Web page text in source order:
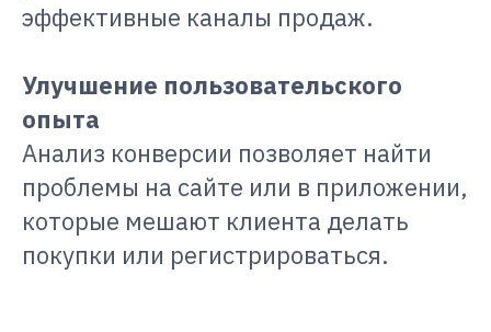
эффективные каналы продаж.
Улучшение пользовательского
опыта
Анализ конверсии позволяет найти
проблемы на сайте или в приложении,
которые мешают клиента делать
покупки или регистрироваться.